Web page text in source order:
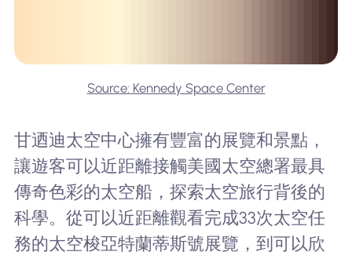
Source: Kennedy Space Center
甘迺迪太空中心擁有豐富的展覽和景點，
讓遊客可以近距離接觸美國太空總署最具
傳奇色彩的太空船，探索太空旅行背後的
科學。從可以近距離觀看完成33次太空任
務的太空梭亞特蘭蒂斯號展覽，到可以欣